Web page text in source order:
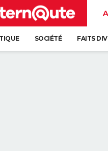
SOCIÉTÉ FAITS